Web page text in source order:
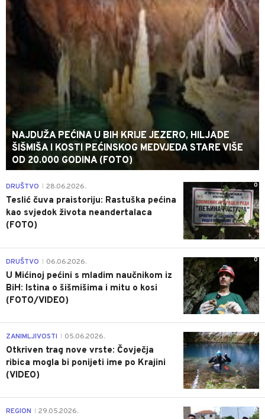
NAJDUŽA PEĆINA U BIH KRIJE JEZERO, HILJADE
ŠIŠMIŠA I KOSTI PEĆINSKOG MEDVJEDA STARE VIŠE
OD 20.000 GODINA (FOTO)
0
DRUŠTVO 28.06.2026.
Teslić čuva praistoriju: Rastuška pećina
kao svjedok života neandertalaca
(FOTO)
0
DRUŠTVO 06.06.2026.
U Mićinoj pećini s mladim naučnikom iz
BiH: Istina o šišmišima i mitu o kosi
(FOTO/VIDEO)
0
ZANIMLJIVOSTI 05.06.2026.
Otkriven trag nove vrste: Čovječja
ribica mogla bi ponijeti ime po Krajini
(VIDEO)
0
REGION 29.05.2026.